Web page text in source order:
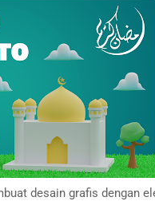
desain grafis dengan